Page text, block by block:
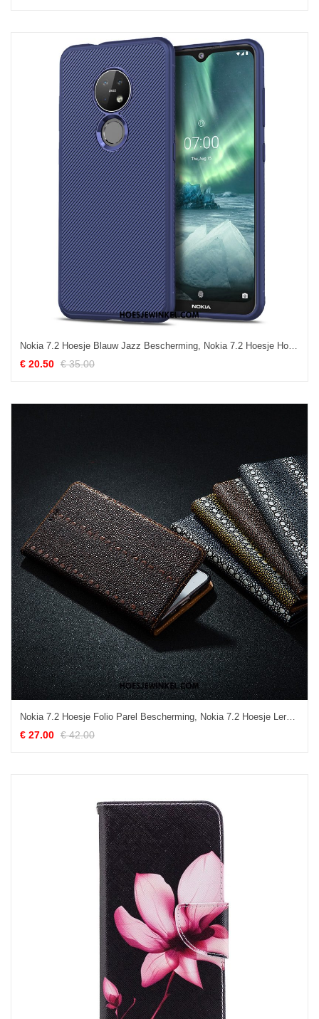
Nokia 7.2 Hoesje Blauw Jazz Bescherming, Nokia 7.2 Hoesje Hoes Anti-fall
€ 20.50 € 35.00
Nokia 7.2 Hoesje Folio Parel Bescherming, Nokia 7.2 Hoesje Leren Etui Licht
€ 27.00 € 42.00